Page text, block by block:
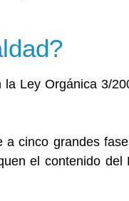
Ley Orgánica 3/
cinco grandes
el contenido